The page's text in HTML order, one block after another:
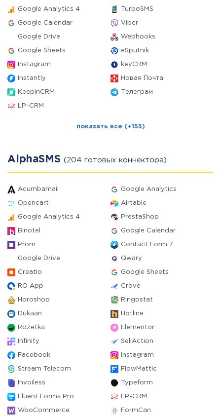
Google Analytics 4 TurboSMS
Google Calendar Viber
Google Drive Webhooks
Google Sheets eSputnik
Instagram keyCRM
Instantly Новая Почта
KeepinCRM Телеграм
LP-CRM
показать все (+155)
AlphaSMS (204 готовых коннектора)
Acumbamail Google Analytics
Opencart Airtable
Google Analytics 4 PrestaShop
Binotel Google Calendar
Prom Contact Form 7
Google Drive Qwary
Creatio Google Sheets
RO App Crove
Horoshop Ringostat
Dukaan Hotline
Rozetka Elementor
Infinity SellAction
Facebook Instagram
Stream Telecom FlowMattic
Invoiless Typeform
Fluent Forms Pro LP-CRM
WooCommerce FormCan